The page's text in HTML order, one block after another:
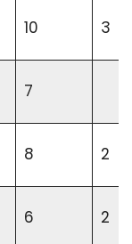
10 3
7
8 2
6 2